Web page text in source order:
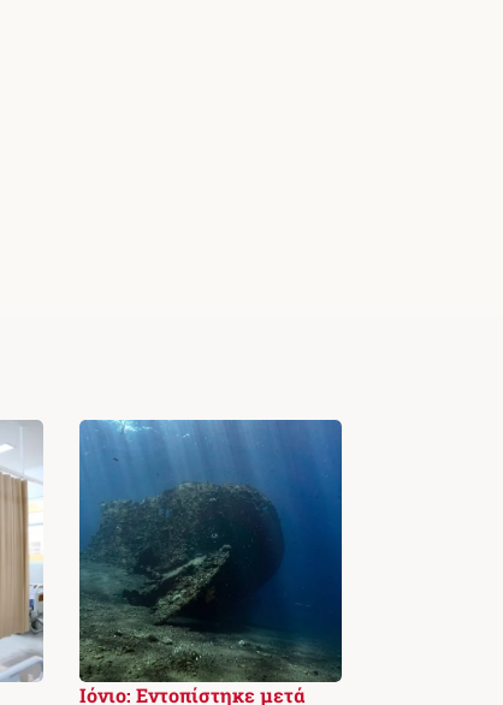
Ιόνιο: Εντοπίστηκε μετά